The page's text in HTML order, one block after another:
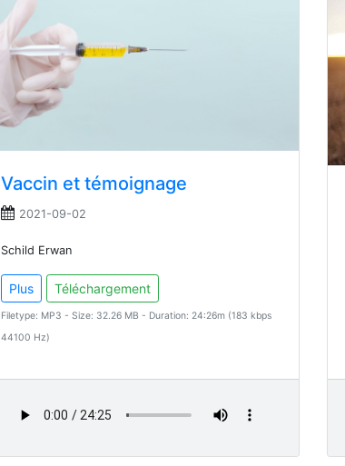
Vaccin et témoignage
2021-09-02
Schild Erwan
Plus Téléchargement
Filetype: MP3 - Size: 32.26 MB - Duration: 24:26m (183 kbps
44100 Hz)